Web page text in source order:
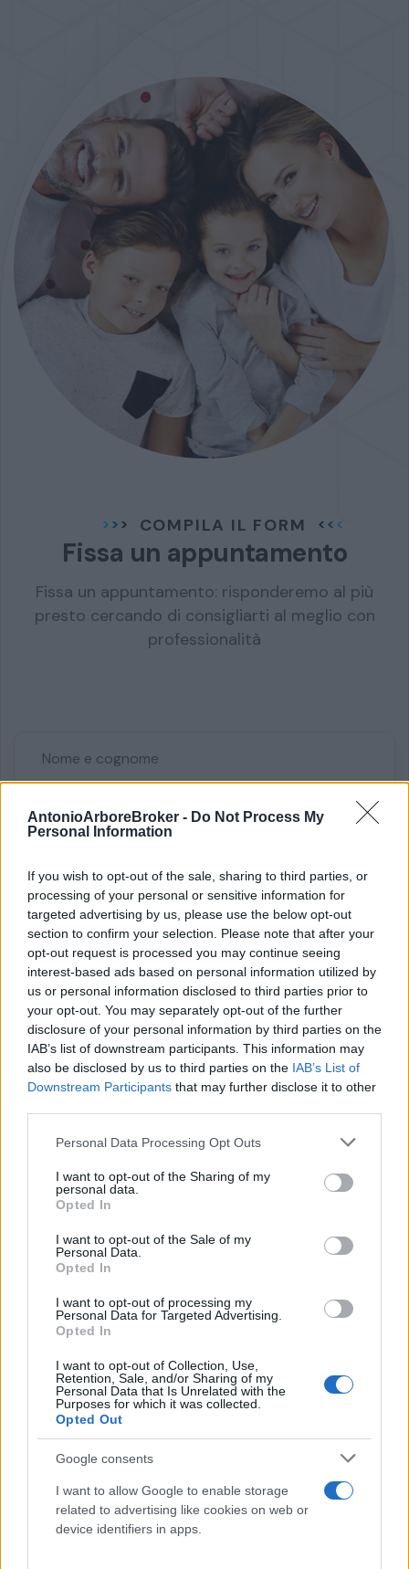
AntonioArboreBroker - Do Not Process My
Personal Information
If you wish to opt-out of the sale, sharing to third parties, or
processing of your personal or sensitive information for
targeted advertising by us, please use the below opt-out
section to confirm your selection. Please note that after your
opt-out request is processed you may continue seeing
interest-based ads based on personal information utilized by
us or personal information disclosed to third parties prior to
your opt-out. You may separately opt-out of the further
disclosure of your personal information by third parties on the
IAB’s list of downstream participants. This information may
also be disclosed by us to third parties on the IAB’s List of
Downstream Participants that may further disclose it to other
Please note that this website/app uses one or more Google
not limited to your visit or usage behaviour. You may click to
grant or deny consent to Google and its third-party tags to
use your data for below specified purposes in below Google
consent section.
Personal Data Processing Opt Outs
I want to opt-out of the Sharing of my
personal data.
Opted In
I want to opt-out of the Sale of my
Personal Data.
Opted In
I want to opt-out of processing my
Personal Data for Targeted Advertising.
Opted In
I want to opt-out of Collection, Use,
Retention, Sale, and/or Sharing of my
Personal Data that Is Unrelated with the
Purposes for which it was collected.
Opted Out
Google consents
I want to allow Google to enable storage
related to advertising like cookies on web or
device identifiers in apps.
COMPILA IL FORM
Fissa un appuntamento
Fissa un appuntamento: risponderemo al più
presto cercando di consigliarti al meglio con
professionalità
Giorno
Orari
NEWS RECENTI
Le ultime notizie dal